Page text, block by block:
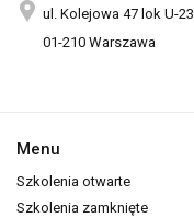
ul. Kolejowa 47 lok U-23
01-210 Warszawa
Menu
Szkolenia otwarte
Szkolenia zamknięte